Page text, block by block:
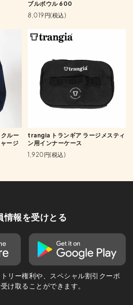
ブルボウル 600
8,019円(税込)
ルー
ージ
trangia トランギア ラージメスティ
ン用インナーケース
1,920円(税込)
情報を受けとる
リー権利や、スペシャル割引クーポ
け取ることができます。